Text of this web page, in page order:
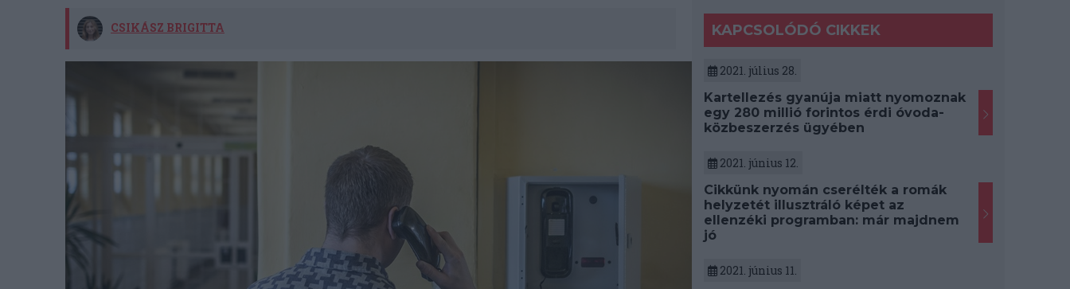
CSIKÁSZ BRIGITTA KAPCSOLÓDÓ CIKKEK
2021. július 28.
Kartellezés gyanúja miatt nyomoznak
egy 280 millió forintos érdi óvoda-
közbeszerzés ügyében
2021. június 12.
Cikkünk nyomán cserélték a romák
helyzetét illusztráló képet az
ellenzéki programban: már majdnem
jó
2021. június 11.